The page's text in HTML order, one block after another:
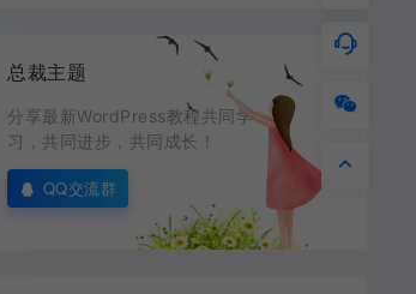
总裁主题
分享最新WordPress教程共同学
习，共同进步，共同成长！
QQ交流群